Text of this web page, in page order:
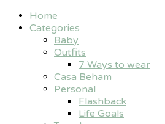
Home
Categories
Baby
Outfits
7 Ways to wear
Casa Beham
Personal
Flashback
Life Goals